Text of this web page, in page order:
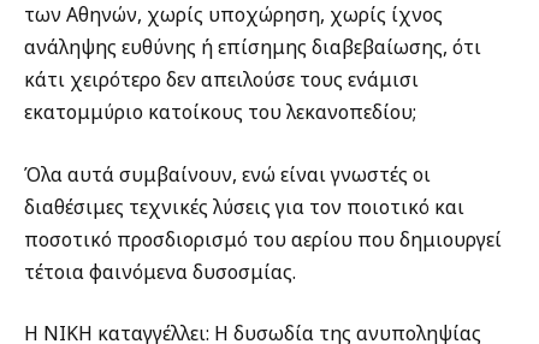
των Αθηνών, χωρίς υποχώρηση, χωρίς ίχνος
ανάληψης ευθύνης ή επίσημης διαβεβαίωσης, ότι
κάτι χειρότερο δεν απειλούσε τους ενάμισι
εκατομμύριο κατοίκους του λεκανοπεδίου;
Όλα αυτά συμβαίνουν, ενώ είναι γνωστές οι
διαθέσιμες τεχνικές λύσεις για τον ποιοτικό και
ποσοτικό προσδιορισμό του αερίου που δημιουργεί
τέτοια φαινόμενα δυσοσμίας.
Η ΝΙΚΗ καταγγέλλει: H δυσωδία της ανυποληψίας